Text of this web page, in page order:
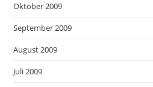
Oktober 2009
September 2009
August 2009
Juli 2009